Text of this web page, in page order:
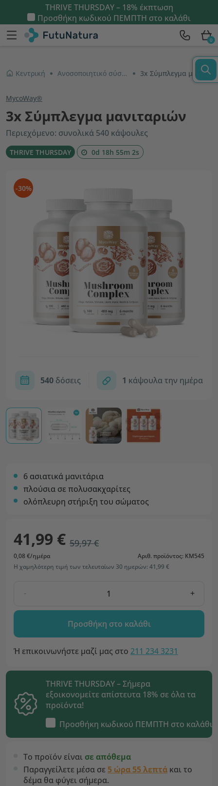
THRIVE THURSDAY – 18% έκπτωση
Προσθήκη κωδικού ΠΕΜΠΤΗ στο καλάθι
0
Κεντρική Ανοσοποιητικό σύστημα και ενέργεια 3x Σύμπλεγμα μανιταριών
MycoWay®
3x Σύμπλεγμα μανιταριών
Περιεχόμενο: συνολικά 540 κάψουλες
THRIVE THURSDAY 0d 18h 55m 1s
-30%
540 δόσεις 1 κάψουλα την ημέρα
6 ασιατικά μανιτάρια
πλούσια σε πολυσακχαρίτες
ολόπλευρη στήριξη του σώματος
41,99 € 59,97 €
0,08 €/ημέρα
Αριθ. προϊόντος: KM545
Η χαμηλότερη τιμή των τελευταίων 30 ημερών: 41,99 €
- +
Προσθήκη στο καλάθι
Ή επικοινωνήστε μαζί μας στο 211 234 3231
THRIVE THURSDAY – Σήμερα
εξοικονομείτε απίστευτα 18% σε όλα τα
προϊόντα!
Προσθήκη κωδικού ΠΕΜΠΤΗ στο καλάθι
Το προϊόν είναι σε απόθεμα
Παραγγείλετε μέσα σε 5 ώρα 55 λεπτά και το
δέμα θα φύγει σήμερα.